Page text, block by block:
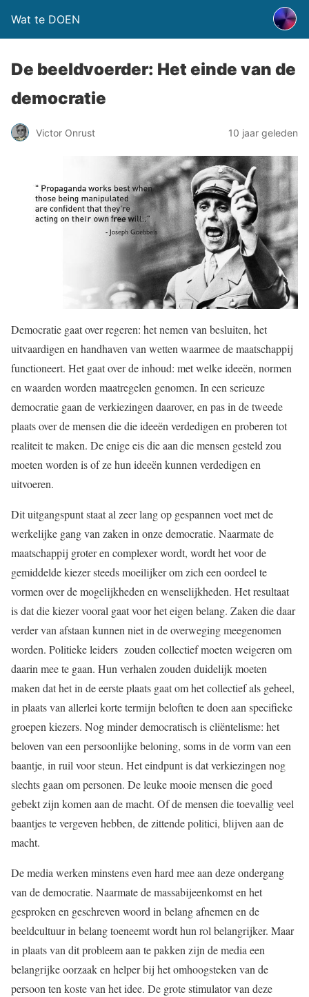
Wat te DOEN
De beeldvoerder: Het einde van de
democratie
Victor Onrust 10 jaar geleden
Democratie gaat over regeren: het nemen van besluiten, het
uitvaardigen en handhaven van wetten waarmee de maatschappij
functioneert. Het gaat over de inhoud: met welke ideeën, normen
en waarden worden maatregelen genomen. In een serieuze
democratie gaan de verkiezingen daarover, en pas in de tweede
plaats over de mensen die die ideeën verdedigen en proberen tot
realiteit te maken. De enige eis die aan die mensen gesteld zou
moeten worden is of ze hun ideeën kunnen verdedigen en
uitvoeren.
Dit uitgangspunt staat al zeer lang op gespannen voet met de
werkelijke gang van zaken in onze democratie. Naarmate de
maatschappij groter en complexer wordt, wordt het voor de
gemiddelde kiezer steeds moeilijker om zich een oordeel te
vormen over de mogelijkheden en wenselijkheden. Het resultaat
is dat die kiezer vooral gaat voor het eigen belang. Zaken die daar
verder van afstaan kunnen niet in de overweging meegenomen
worden. Politieke leiders zouden collectief moeten weigeren om
daarin mee te gaan. Hun verhalen zouden duidelijk moeten
maken dat het in de eerste plaats gaat om het collectief als geheel,
in plaats van allerlei korte termijn beloften te doen aan specifieke
groepen kiezers. Nog minder democratisch is cliëntelisme: het
beloven van een persoonlijke beloning, soms in de vorm van een
baantje, in ruil voor steun. Het eindpunt is dat verkiezingen nog
slechts gaan om personen. De leuke mooie mensen die goed
gebekt zijn komen aan de macht. Of de mensen die toevallig veel
baantjes te vergeven hebben, de zittende politici, blijven aan de
macht.
De media werken minstens even hard mee aan deze ondergang
van de democratie. Naarmate de massabijeenkomst en het
gesproken en geschreven woord in belang afnemen en de
beeldcultuur in belang toeneemt wordt hun rol belangrijker. Maar
in plaats van dit probleem aan te pakken zijn de media een
belangrijke oorzaak en helper bij het omhoogsteken van de
persoon ten koste van het idee. De grote stimulator van deze